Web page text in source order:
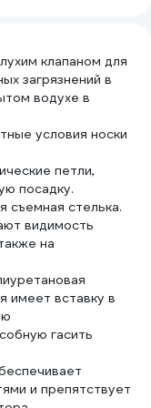
клапаном для
загрязнений в
водухе в
условия носки
петли,
посадку.
съемная стелька.
видимость
на
имеет вставку в
гасить
и препятствует